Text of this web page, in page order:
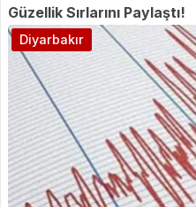
Güzellik Sırlarını Paylaştı!
Diyarbakır